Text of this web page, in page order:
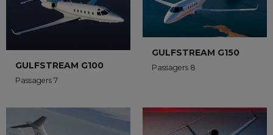
GULFSTREAM G100
Passagers 7
GULFSTREAM G150
Passagers 8